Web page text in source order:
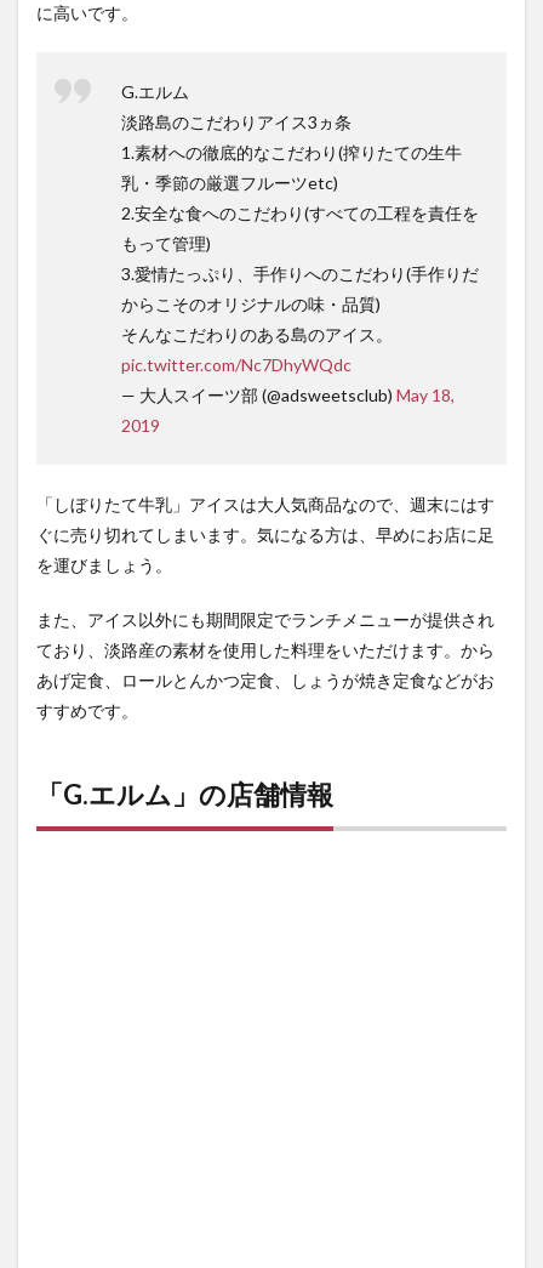
に高いです。
G.エルム
淡路島のこだわりアイス3ヵ条
1.素材への徹底的なこだわり(搾りたての生牛
乳・季節の厳選フルーツetc)
2.安全な食へのこだわり(すべての工程を責任を
もって管理)
3.愛情たっぷり、手作りへのこだわり(手作りだ
からこそのオリジナルの味・品質)
そんなこだわりのある島のアイス。
pic.twitter.com/Nc7DhyWQdc
— 大人スイーツ部 (@adsweetsclub) May 18,
2019
「しぼりたて牛乳」アイスは大人気商品なので、週末にはす
ぐに売り切れてしまいます。気になる方は、早めにお店に足
を運びましょう。
また、アイス以外にも期間限定でランチメニューが提供され
ており、淡路産の素材を使用した料理をいただけます。から
あげ定食、ロールとんかつ定食、しょうが焼き定食などがお
すすめです。
「G.エルム」の店舗情報